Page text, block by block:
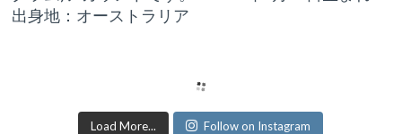
出身地：オーストラリア
Load More... Follow on Instagram